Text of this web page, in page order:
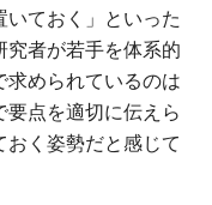
ておく」といった
究者が若手を体系的
求められているのは
点を適切に伝えら
く姿勢だと感じて